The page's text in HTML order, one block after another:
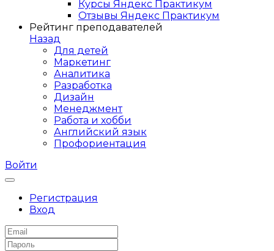
Курсы Яндекс Практикум
Отзывы Яндекс Практикум
Рейтинг преподавателей
Назад
Для детей
Маркетинг
Аналитика
Разработка
Дизайн
Менеджмент
Работа и хобби
Английский язык
Профориентация
Войти
Регистрация
Вход